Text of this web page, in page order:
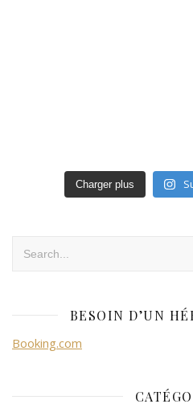
Charger plus
BESOIN D’UN
Booking.com